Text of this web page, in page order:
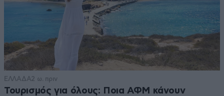
ΕΛΛΑΔΑ2 ω. πριν
Τουρισμός για όλους: Ποια ΑΦΜ κάνουν